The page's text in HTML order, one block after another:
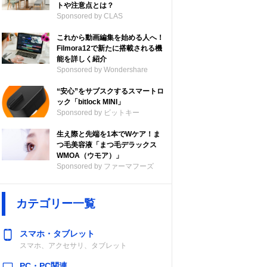
トや注意点とは？
Sponsored by CLAS
これから動画編集を始める人へ！
Filmora12で新たに搭載される機
能を詳しく紹介
Sponsored by Wondershare
“安心”をサブスクするスマートロ
ック「bitlock MINI」
Sponsored by ビットキー
生え際と先端を1本でWケア！ま
つ毛美容液「まつ毛デラックス
WMOA（ウモア）」
Sponsored by ファーマフーズ
カテゴリー一覧
スマホ・タブレット
スマホ、アクセサリ、タブレット